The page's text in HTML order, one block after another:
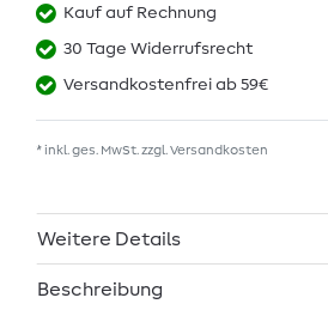
Kauf auf Rechnung
30 Tage Widerrufsrecht
Versandkostenfrei ab 59€
* inkl. ges. MwSt. zzgl.Versandkosten
Weitere Details
Beschreibung